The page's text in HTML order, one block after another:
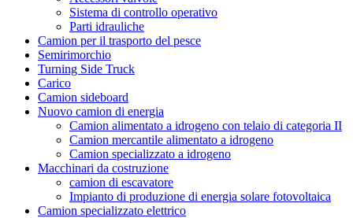
Sistema di controllo operativo
Parti idrauliche
Camion per il trasporto del pesce
Semirimorchio
Turning Side Truck
Carico
Camion sideboard
Nuovo camion di energia
Camion alimentato a idrogeno con telaio di categoria II
Camion mercantile alimentato a idrogeno
Camion specializzato a idrogeno
Macchinari da costruzione
camion di escavatore
Impianto di produzione di energia solare fotovoltaica
Camion specializzato elettrico